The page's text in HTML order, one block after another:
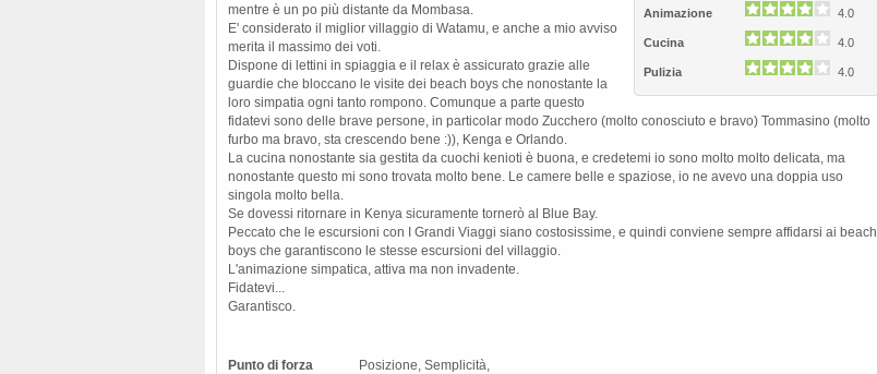
Animazione 4.0
Cucina 4.0
Pulizia 4.0
mentre è un po più distante da Mombasa.
E' considerato il miglior villaggio di Watamu, e anche a mio avviso
merita il massimo dei voti.
Dispone di lettini in spiaggia e il relax è assicurato grazie alle
guardie che bloccano le visite dei beach boys che nonostante la
loro simpatia ogni tanto rompono. Comunque a parte questo
fidatevi sono delle brave persone, in particolar modo Zucchero (molto conosciuto e bravo) Tommasino (molto
furbo ma bravo, sta crescendo bene :)), Kenga e Orlando.
La cucina nonostante sia gestita da cuochi kenioti è buona, e credetemi io sono molto molto delicata, ma
nonostante questo mi sono trovata molto bene. Le camere belle e spaziose, io ne avevo una doppia uso
singola molto bella.
Se dovessi ritornare in Kenya sicuramente tornerò al Blue Bay.
Peccato che le escursioni con I Grandi Viaggi siano costosissime, e quindi conviene sempre affidarsi ai beach
boys che garantiscono le stesse escursioni del villaggio.
L'animazione simpatica, attiva ma non invadente.
Fidatevi...
Garantisco.
Punto di forza
Posizione, Semplicità,
Next